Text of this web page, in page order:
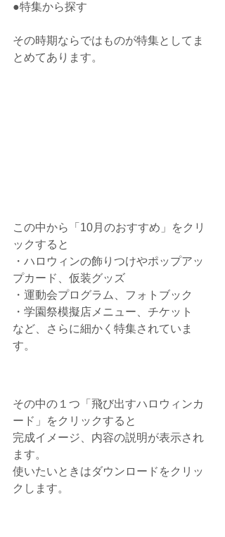
●特集から探す
その時期ならではものが特集としてま
とめてあります。
この中から「10月のおすすめ」をクリ
ックすると
・ハロウィンの飾りつけやポップアッ
プカード、仮装グッズ
・運動会プログラム、フォトブック
・学園祭模擬店メニュー、チケット
など、さらに細かく特集されていま
す。
その中の１つ「飛び出すハロウィンカ
ード」をクリックすると
完成イメージ、内容の説明が表示され
ます。
使いたいときはダウンロードをクリッ
クします。